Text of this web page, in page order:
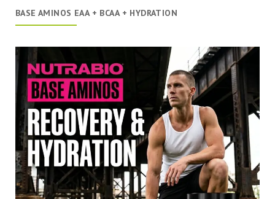
BASE AMINOS EAA + BCAA + HYDRATION